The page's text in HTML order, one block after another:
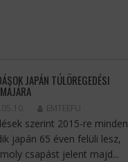
JAPÁN TÚLÖREGEDÉSI
EMTEEFU
szerint 2015-re minden
japán 65 éven felüli lesz,
csapást jelent majd...